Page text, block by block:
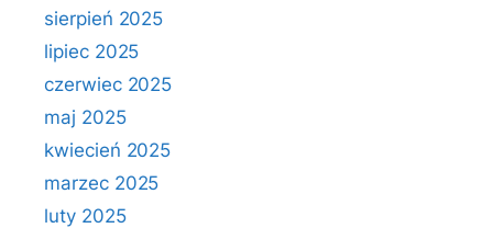
sierpień 2025
lipiec 2025
czerwiec 2025
maj 2025
kwiecień 2025
marzec 2025
luty 2025